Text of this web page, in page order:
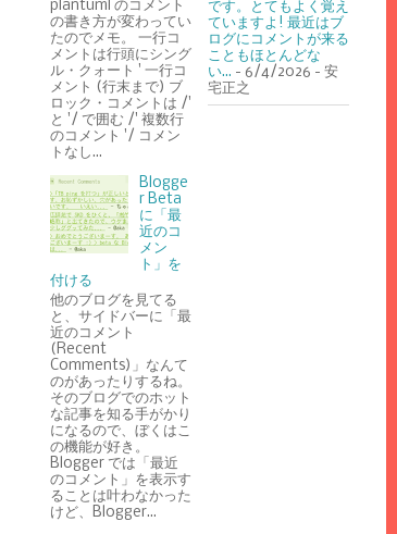
plantuml のコメント
の書き方が変わってい
たのでメモ。 一行コ
メントは行頭にシング
ル・クォート ' 一行コ
メント (行末まで) ブ
ロック・コメントは /'
と '/ で囲む /' 複数行
のコメント '/ コメン
トなし...
Blogge
r Beta
に「最
近のコ
メン
ト」を
付ける
他のブログを見てる
と、サイドバーに「最
近のコメント
(Recent
Comments)」なんて
のがあったりするね。
そのブログでのホット
な記事を知る手がかり
になるので、ぼくはこ
の機能が好き。
Blogger では「最近
のコメント」を表示す
ることは叶わなかった
けど、Blogger...
です。とてもよく覚え
ていますよ! 最近はブ
ログにコメントが来る
こともほとんどな
い... - 6/4/2026 - 安
宅正之